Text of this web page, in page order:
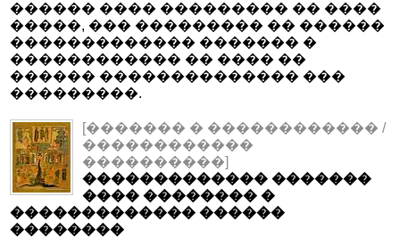
������ ���� ��������� �� ����
�����, ��� ��������� �� ������
������������� ������� �
������������ �� ���� ��
������ �������������� ���
���������.
[������� � ������������ /
������������
����������]
������������� �������
���� �������� �
������������� ������
��������